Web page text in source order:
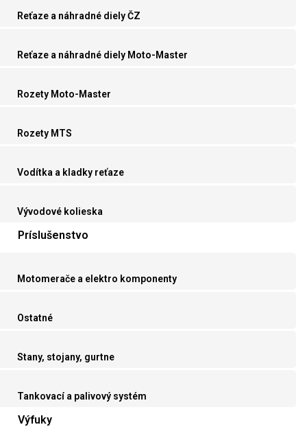
Reťaze a náhradné diely ČZ
Reťaze a náhradné diely Moto-Master
Rozety Moto-Master
Rozety MTS
Vodítka a kladky reťaze
Vývodové kolieska
Príslušenstvo
Motomerače a elektro komponenty
Ostatné
Stany, stojany, gurtne
Tankovací a palivový systém
Výfuky